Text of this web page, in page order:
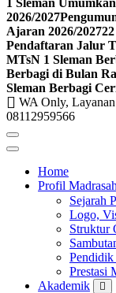
1 Sleman
2026/2027
Ajaran 2026/2027
Pendaftaran Jalur
MTsN 1 Sleman
Berbagi di Bulan
Sleman Berbagi
WA Only,
08112959566
Home
Profil Madrasah
Sejarah
Logo,
Struktur
Pendidik
Prestasi
Akademik